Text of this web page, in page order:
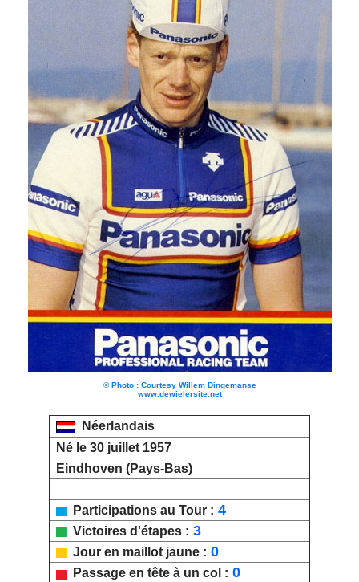
© Photo : Courtesy Willem Dingemanse
www.dewielersite.net
Néerlandais
Né le 30 juillet 1957
Eindhoven (Pays-Bas)
Participations au Tour : 4
Victoires d'étapes : 3
Jour en maillot jaune : 0
Passage en tête à un col : 0